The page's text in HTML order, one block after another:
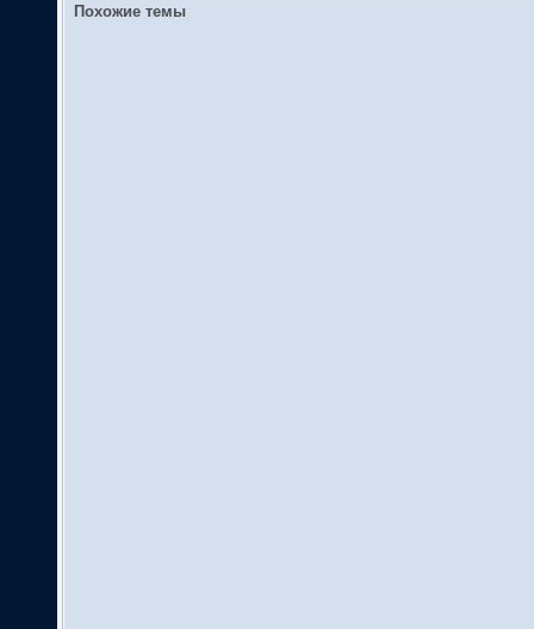
Похожие темы